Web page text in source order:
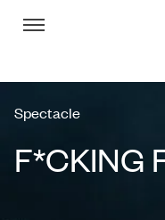
Menu
Spectacle
F*CKING